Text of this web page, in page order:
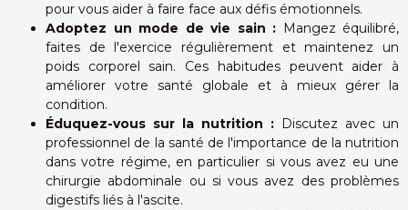
pour vous aider à faire face aux défis émotionnels.
Adoptez un mode de vie sain : Mangez équilibré,
faites de l'exercice régulièrement et maintenez un
poids corporel sain. Ces habitudes peuvent aider à
améliorer votre santé globale et à mieux gérer la
condition.
Éduquez-vous sur la nutrition : Discutez avec un
professionnel de la santé de l'importance de la nutrition
dans votre régime, en particulier si vous avez eu une
chirurgie abdominale ou si vous avez des problèmes
digestifs liés à l'ascite.